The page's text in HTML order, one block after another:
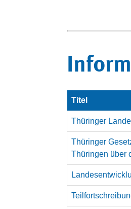
Titel
Thüringer
Thüringer
Thüringen über